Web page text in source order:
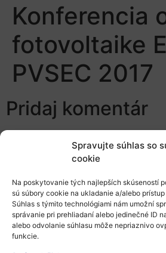
Spravujte súhlas so
cookie
Na poskytovanie tých najlepších skúseností
sú súbory cookie na ukladanie a/alebo
Súhlas s týmito technológiami nám umožní
správanie pri prehliadaní alebo jedinečné ID
alebo odvolanie súhlasu môže nepriaznivo
funkcie.
Konferencia
fotovoltaike
PVSEC 2017
Pridaj komentár